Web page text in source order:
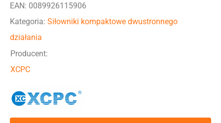
EAN: 0089926115906
Kategoria: Siłowniki kompaktowe dwustronnego
działania
Producent:
XCPC